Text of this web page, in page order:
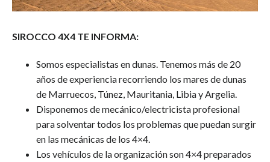
SIROCCO 4X4 TE INFORMA:
Somos especialistas en dunas. Tenemos más de 20
años de experiencia recorriendo los mares de dunas
de Marruecos, Túnez, Mauritania, Libia y Argelia.
Disponemos de mecánico/electricista profesional
para solventar todos los problemas que puedan surgir
en las mecánicas de los 4×4.
Los vehículos de la organización son 4×4 preparados